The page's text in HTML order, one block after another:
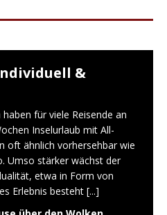
&
für viele Reisende an
Inselurlaub mit All-
oft ähnlich vorhersehbar wie
Umso stärker wächst der
etwa in Form von
Erlebnis besteht [...]